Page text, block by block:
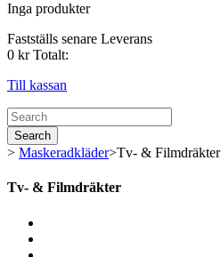
Inga produkter
Fastställs senare Leverans
0 kr Totalt:
Till kassan
Search
> Maskeradkläder>Tv- & Filmdräkter
Tv- & Filmdräkter